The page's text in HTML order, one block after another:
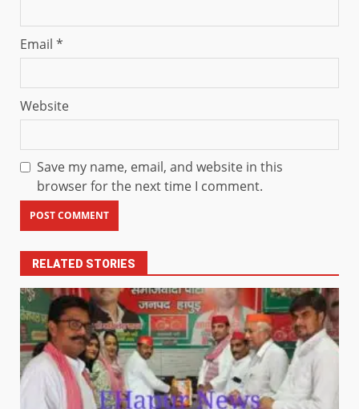
Email *
Website
Save my name, email, and website in this
browser for the next time I comment.
RELATED STORIES